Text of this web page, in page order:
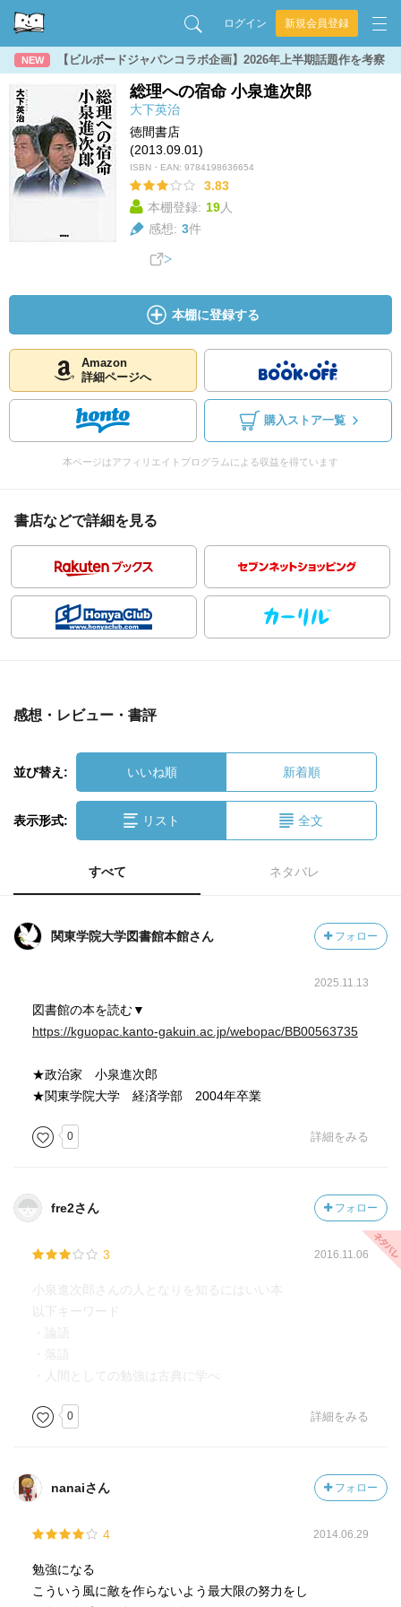
ログイン 新規会員登録
NEW 【ビルボードジャパンコラボ企画】2026年上半期話題作を考察
総理への宿命 小泉進次郎
大下英治
徳間書店
(2013.09.01)
ISBN・EAN: 9784198636654
3.83
本棚登録: 19人
感想: 3件
本棚に登録する
Amazon
詳細ページへ
購入ストア一覧
本ページはアフィリエイトプログラムによる収益を得ています
書店などで詳細を見る
感想・レビュー・書評
並び替え: いいね順 新着順
表示形式: リスト 全文
すべて ネタバレ
関東学院大学図書館本館さん フォロー
2025.11.13
図書館の本を読む▼
https://kguopac.kanto-gakuin.ac.jp/webopac/BB00563735
★政治家 小泉進次郎
★関東学院大学 経済学部 2004年卒業
0 詳細をみる
fre2さん フォロー
3 2016.11.06
小泉進次郎さんの人となりを知るにはいい本
以下キーワード
・論語
・落語
・人間としての勉強は古典に学べ
0 詳細をみる
nanaiさん フォロー
4 2014.06.29
勉強になる
こういう風に敵を作らないよう最大限の努力をし